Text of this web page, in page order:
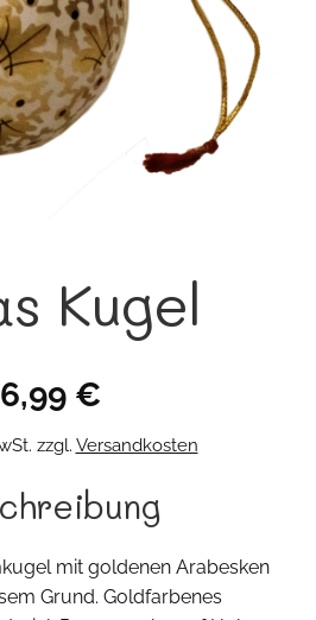
Kugel
6,99 €
zzgl. Versandkosten
mit goldenen Arabesken
Grund. Goldfarbenes